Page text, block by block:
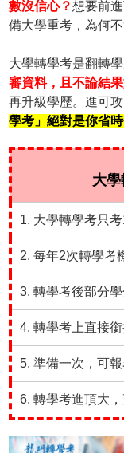
數沒信心？想要前
備大學重考，為何
大學轉學考是翻轉
審資料，且不論結
再升級學歷。進可
學考」絕對是你省
大
1. 大學轉學考只
2. 每年2次轉學考
3. 轉學考後部分
4. 轉學考上直接
5. 準備一次，可
6. 轉學考進頂大